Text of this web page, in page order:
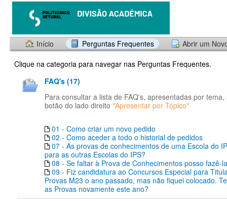
Início Perguntas Frequentes
Abrir um
Clique na categoria para navegar nas Perguntas Frequentes.
FAQ's (17)
Para consultar a lista de FAQ's, apresentadas por tema,
botão do lado direito "Apresentar por Tópico"
01 - Como criar um novo pedido
02 - Como aceder a todo o historial de pedidos
07 - As provas de conhecimentos de uma Escola do
para as outras Escolas do IPS?
08 - Se faltar à Prova de Conhecimentos posso fazê-
09 - Fiz candidatura ao Concursos Especial para
Provas M23 o ano passado, mas não fiquei colocado.
as Provas novamente este ano?